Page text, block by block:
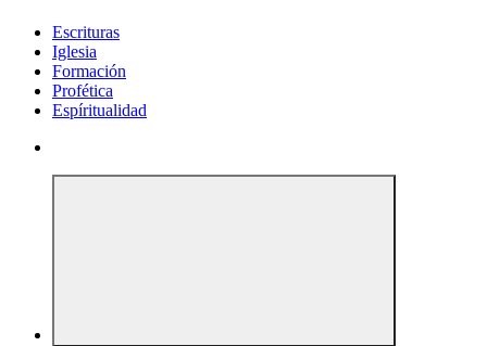
Escrituras
Iglesia
Formación
Profética
Espíritualidad